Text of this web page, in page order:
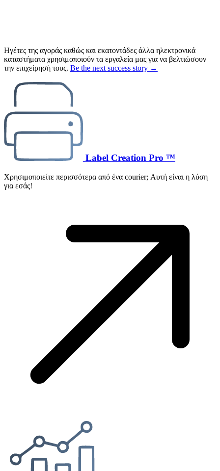
Ηγέτες της αγοράς καθώς και εκατοντάδες άλλα ηλεκτρονικά
καταστήματα χρησιμοποιούν τα εργαλεία μας για να βελτιώσουν
την επιχείρησή τους. Be the next success story →
Label Creation Pro ™
Χρησιμοποιείτε περισσότερα από ένα courier; Αυτή είναι η λύση
για εσάς!